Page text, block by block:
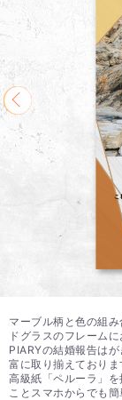
マーブル柄と色の組
ドグラスのフレーム
PIARYの結婚報告は
富に取り揃えており
高級紙「ペルーラ」
ことスマホからでも